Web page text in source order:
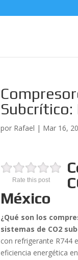
Subcrítico:
por Rafael | Mar 16,
Rate this post
México
¿Qué son los
sistemas de CO2
con refrigerante R744
eficiencia energética